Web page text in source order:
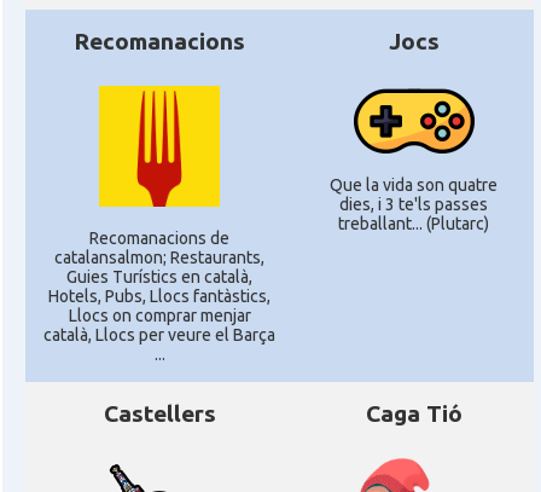
Recomanacions
Recomanacions de
catalansalmon; Restaurants,
Guies Turístics en català,
Hotels, Pubs, Llocs fantàstics,
Llocs on comprar menjar
català, Llocs per veure el Barça
...
Jocs
Que la vida son quatre
dies, i 3 te'ls passes
treballant... (Plutarc)
Castellers Caga Tió